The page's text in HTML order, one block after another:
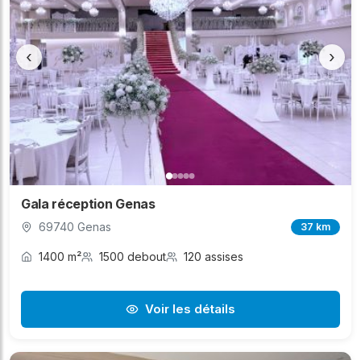
‹ ›
Gala réception Genas
69740 Genas 37 km
1400 m² 1500 debout 120 assises
Voir les détails